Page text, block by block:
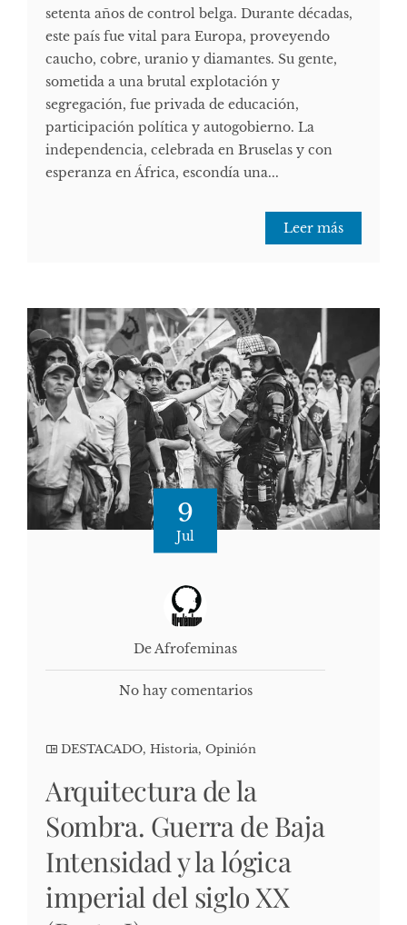
setenta años de control belga. Durante décadas,
este país fue vital para Europa, proveyendo
caucho, cobre, uranio y diamantes. Su gente,
sometida a una brutal explotación y
segregación, fue privada de educación,
participación política y autogobierno. La
independencia, celebrada en Bruselas y con
esperanza en África, escondía una...
Leer más
9
Jul
De Afrofeminas
No hay comentarios
DESTACADO, Historia, Opinión
Arquitectura de la
Sombra. Guerra de Baja
Intensidad y la lógica
imperial del siglo XX